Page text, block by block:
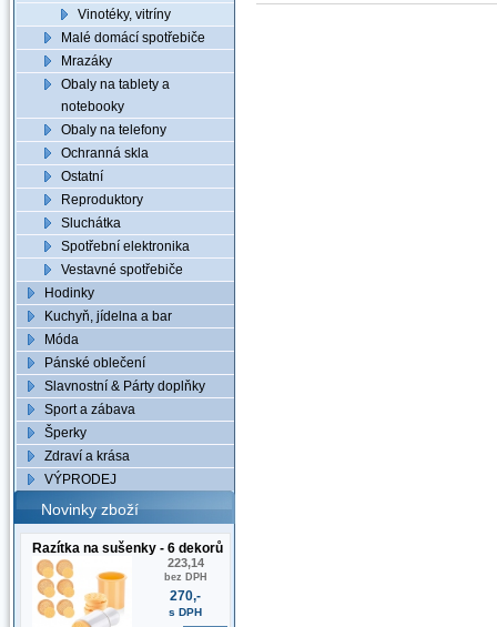
Vinotéky, vitríny
Malé domácí spotřebiče
Mrazáky
Obaly na tablety a
notebooky
Obaly na telefony
Ochranná skla
Ostatní
Reproduktory
Sluchátka
Spotřební elektronika
Vestavné spotřebiče
Hodinky
Kuchyň, jídelna a bar
Móda
Pánské oblečení
Slavnostní & Párty doplňky
Sport a zábava
Šperky
Zdraví a krása
VÝPRODEJ
Novinky zboží
Razítka na sušenky - 6 dekorů
223,14
bez DPH
270,-
s DPH